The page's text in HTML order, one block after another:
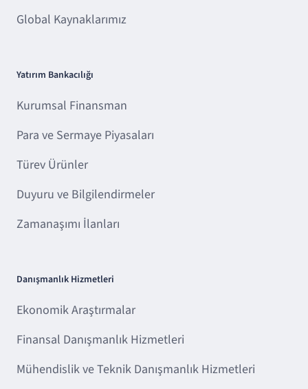
Global Kaynaklarımız
Yatırım Bankacılığı
Kurumsal Finansman
Para ve Sermaye Piyasaları
Türev Ürünler
Duyuru ve Bilgilendirmeler
Zamanaşımı İlanları
Danışmanlık Hizmetleri
Ekonomik Araştırmalar
Finansal Danışmanlık Hizmetleri
Mühendislik ve Teknik Danışmanlık Hizmetleri